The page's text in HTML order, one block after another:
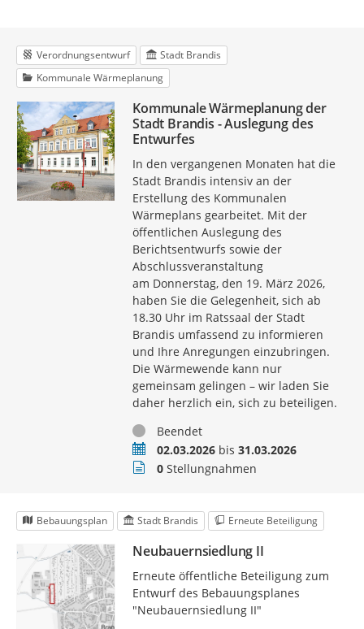
Verordnungsentwurf
Stadt Brandis
Kommunale Wärmeplanung
Kommunale Wärmeplanung der
Stadt Brandis - Auslegung des
Entwurfes
In den vergangenen Monaten hat die
Stadt Brandis intensiv an der
Erstellung des Kommunalen
Wärmeplans gearbeitet. Mit der
öffentlichen Auslegung des
Berichtsentwurfs sowie der
Abschlussveranstaltung
am Donnerstag, den 19. März 2026,
haben Sie die Gelegenheit, sich ab
18.30 Uhr im Ratssaal der Stadt
Brandis umfassend zu informieren
und Ihre Anregungen einzubringen.
Die Wärmewende kann nur
gemeinsam gelingen – wir laden Sie
daher herzlich ein, sich zu beteiligen.
StatusBeendet
Zeitraum02.03.2026bis 31.03.2026
Stellungnahmen
0Stellungnahmen
Bebauungsplan Stadt Brandis Erneute Beteiligung
Neubauernsiedlung II
Erneute öffentliche Beteiligung zum
Entwurf des Bebauungsplanes
"Neubauernsiedlung II"